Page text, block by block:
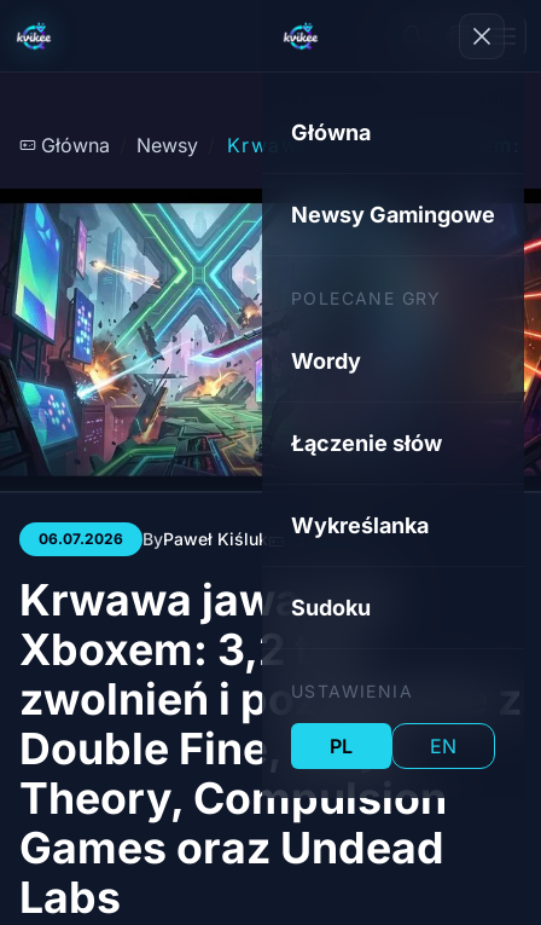
Główna
Newsy Gamingowe
POLECANE GRY
Wordy
Łączenie słów
Wykreślanka
Sudoku
USTAWIENIA
PL EN
Główna Newsy Krwawa jawa nad Xboxem:
06.07.2026 ByPaweł Kiśluk 3 min 31
Krwawa jawa nad
Xboxem: 3,2 tys.
zwolnień i pożegnanie z
Double Fine, Ninja
Theory, Compulsion
Games oraz Undead
Labs